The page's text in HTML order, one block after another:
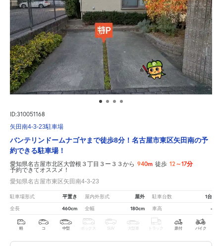
ID:310051168
矢田南4-3-23駐車場
バンテリンドームナゴヤまで徒歩8分！名古屋市東区矢田南の予
約できる駐車場！
愛知県名古屋市北区大曽根３丁目３ー３３から 940m 徒歩 12～17分
予約できてオススメ！
愛知県名古屋市東区矢田南4-3-23
駐車場形式 平置き 屋内外形式 屋外 駐車台数 1台
全長 460cm 全幅 180cm 車高 -
軽 コ 中型 ボックス SUV 大型車 トラック 原付 バイク